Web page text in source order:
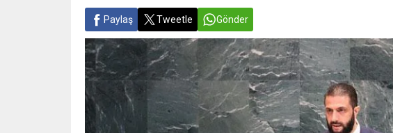
Paylaş Tweetle Gönder